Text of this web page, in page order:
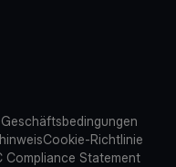
Cookie-Richtlinie
Compliance Statement